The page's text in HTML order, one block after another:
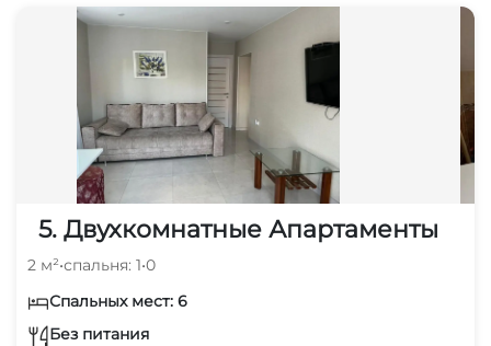
5. Двухкомнатные Апартаменты
2 м²•спальня: 1•0
Спальных мест: 6
Без питания